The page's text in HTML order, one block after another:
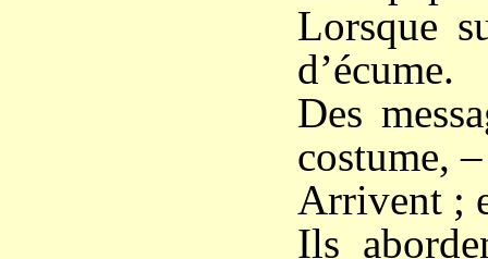
Lorsque
d’écume.
Des
costume, –
Arrivent ;
Ils